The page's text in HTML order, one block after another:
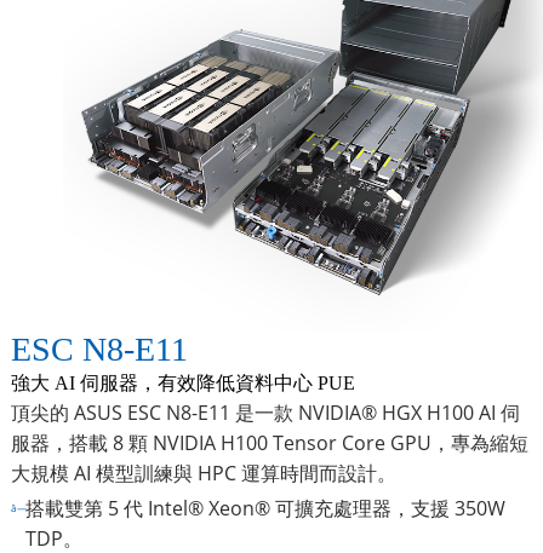
ESC N8-E11
強大 AI 伺服器，有效降低資料中心 PUE
頂尖的 ASUS ESC N8-E11 是一款 NVIDIA® HGX H100 AI 伺
服器，搭載 8 顆 NVIDIA H100 Tensor Core GPU，專為縮短
大規模 AI 模型訓練與 HPC 運算時間而設計。
搭載雙第 5 代 Intel® Xeon® 可擴充處理器，支援 350W
TDP。